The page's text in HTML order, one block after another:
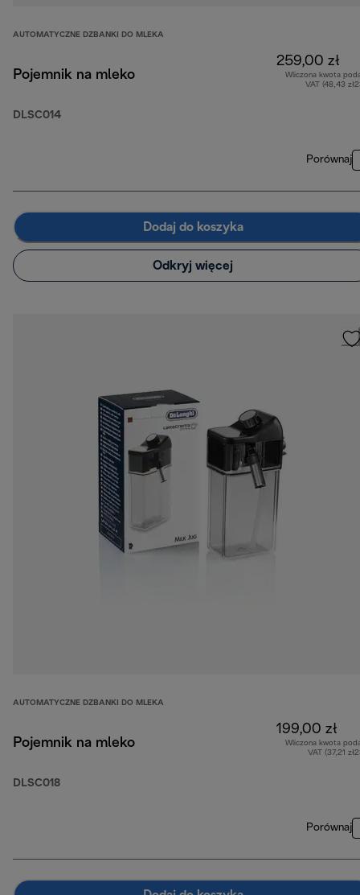
AUTOMATYCZNE DZBANKI DO MLEKA
Pojemnik na mleko
DLSC014
259,00 zł
Wliczona kwota
VAT (48,43
Porównaj
Dodaj do koszyka
Odkryj więcej
AUTOMATYCZNE DZBANKI DO MLEKA
Pojemnik na mleko
DLSC018
199,00 zł
Wliczona kwota
VAT (37,21
Porównaj